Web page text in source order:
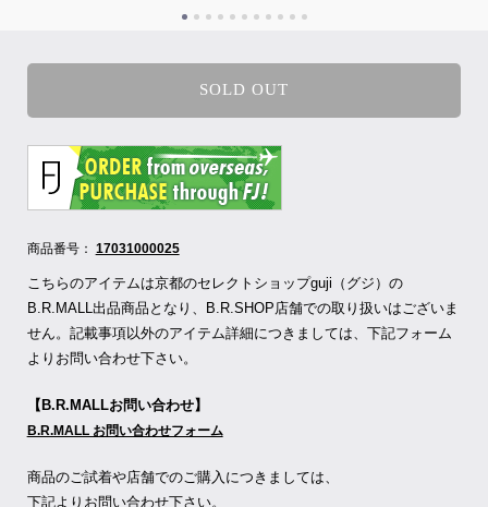
SOLD OUT
商品番号： 17031000025
こちらのアイテムは京都のセレクトショップguji（グジ）の
B.R.MALL出品商品となり、B.R.SHOP店舗での取り扱いはございま
せん。記載事項以外のアイテム詳細につきましては、下記フォーム
よりお問い合わせ下さい。
【B.R.MALLお問い合わせ】
B.R.MALL お問い合わせフォーム
商品のご試着や店舗でのご購入につきましては、
下記よりお問い合わせ下さい。